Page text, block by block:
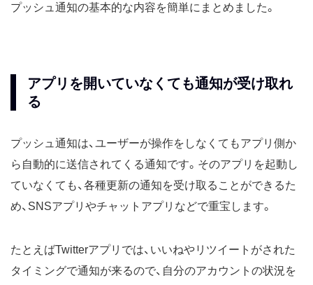
プッシュ通知の基本的な内容を簡単にまとめました。
アプリを開いていなくても通知が受け取れ
る
プッシュ通知は、ユーザーが操作をしなくてもアプリ側か
ら自動的に送信されてくる通知です。そのアプリを起動し
ていなくても、各種更新の通知を受け取ることができるた
め、SNSアプリやチャットアプリなどで重宝します。
たとえばTwitterアプリでは、いいねやリツイートがされた
タイミングで通知が来るので、自分のアカウントの状況を